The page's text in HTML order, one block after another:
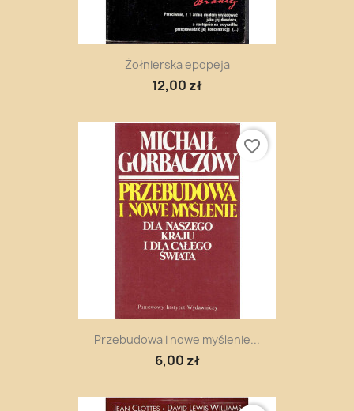
Żołnierska epopeja
12,00 zł
Przebudowa i nowe myślenie...
6,00 zł
favorite_border